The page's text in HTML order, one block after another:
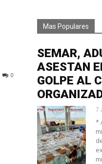
0
Mas Populares
SEMAR,
ASESTAN
GOLPE AL
7
*